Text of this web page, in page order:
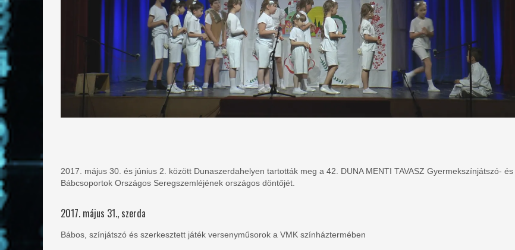
2017. május 30. és június 2. között Dunaszerdahelyen tartották meg a 42. DUNA MENTI TAVASZ Gyermekszínjátszó- és
Bábcsoportok Országos Seregszemléjének országos döntőjét.
2017. május 31., szerda
Bábos, színjátszó és szerkesztett játék versenyműsorok a VMK színháztermében